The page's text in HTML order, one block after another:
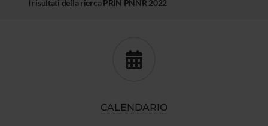
I risultati della rierca PRIN PNNR 2022
CALENDARIO